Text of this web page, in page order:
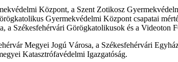
Központ, a Szent Zotikosz
Gyermekvédelmi Központ csapatai
Székesfehérvári Görögkatolikusok és a Videoton
Megyei Jogú Városa, a Székesfehérvári
Katasztrófavédelmi Igazgatóság.